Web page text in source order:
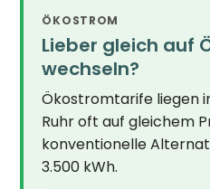
ÖKOSTROM
Lieber gleich auf
wechseln?
Ökostromtarife liegen
Ruhr oft auf gleichem
konventionelle
3.500 kWh.